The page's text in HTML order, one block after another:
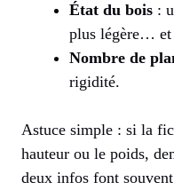
État du bois :
plus légère…
Nombre de
rigidité.
Astuce simple : si la
hauteur ou le poids,
deux infos font